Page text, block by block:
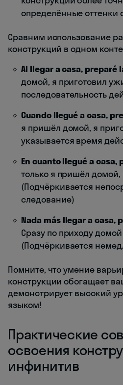
определённые оттенки
Сравним использование
конструкций в одном
Al llegar a casa, preparé
домой, я приготовил
последовательность
Cuando llegué a casa,
я пришёл домой, я
указывается время
En cuanto llegué a casa,
только я пришёл
(Подчёркивается
следование)
Nada más llegar a casa,
Сразу по приходу
(Подчёркивается
Помните, что умение
конструкции обогащает
демонстрирует высокий
языком!
Практические
освоения
инфинитив